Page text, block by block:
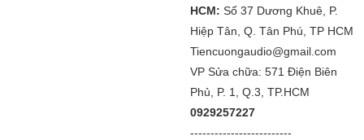
HCM: Số 37 Dương Khuê, P.
Hiệp Tân, Q. Tân Phú, TP HCM
Tiencuongaudio@gmail.com
VP Sửa chữa: 571 Điện Biên
Phủ, P. 1, Q.3, TP.HCM
0929257227
-------------------------